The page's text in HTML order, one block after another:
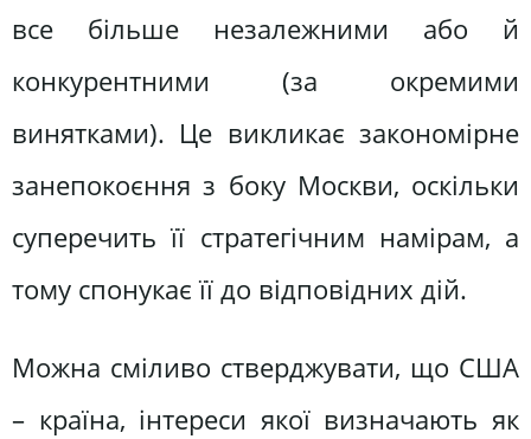
все більше незалежними або й
конкурентними (за окремими
винятками). Це викликає закономірне
занепокоєння з боку Москви, оскільки
суперечить її стратегічним намірам, а
тому спонукає її до відповідних дій.
Можна сміливо стверджувати, що США
– країна, інтереси якої визначають як